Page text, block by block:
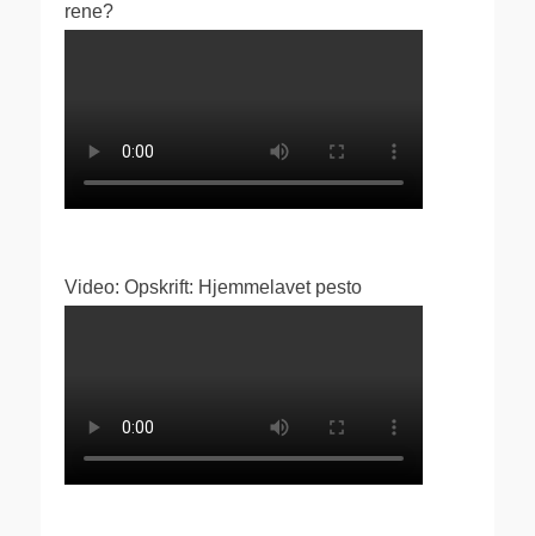
rene?
Video: Opskrift: Hjemmelavet pesto